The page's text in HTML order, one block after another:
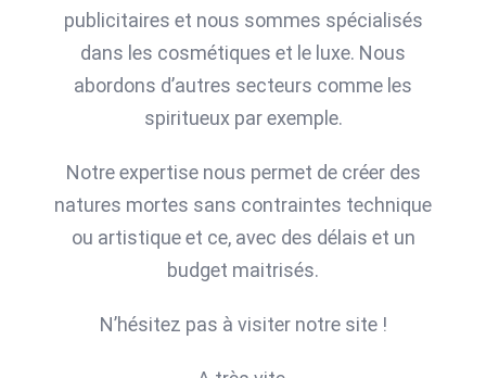
publicitaires et nous sommes spécialisés
dans les cosmétiques et le luxe. Nous
abordons d’autres secteurs comme les
spiritueux par exemple.
Notre expertise nous permet de créer des
natures mortes sans contraintes technique
ou artistique et ce, avec des délais et un
budget maitrisés.
N’hésitez pas à visiter notre site !